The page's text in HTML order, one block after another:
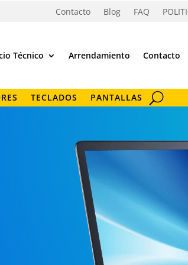
Contacto Blog FAQ
Técnico Arrendamiento Contacto
TECLADOS PANTALLAS